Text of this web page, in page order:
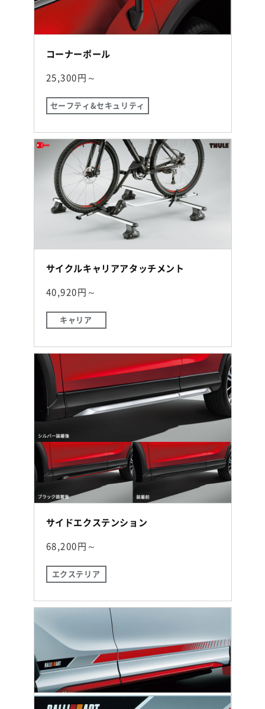
コーナーポール
25,300円～
セーフティ&セキュリティ
サイクルキャリアアタッチメント
40,920円～
キャリア
サイドエクステンション
68,200円～
エクステリア